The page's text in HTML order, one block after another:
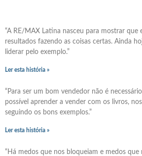
“A RE/MAX Latina nasceu para mostrar que
resultados fazendo as coisas certas. Ainda
liderar pelo exemplo.”
Ler esta história »
“Para ser um bom vendedor não é
possível aprender a vender com os livros,
seguindo os bons exemplos.”
Ler esta história »
“Há medos que nos bloqueiam e medos que